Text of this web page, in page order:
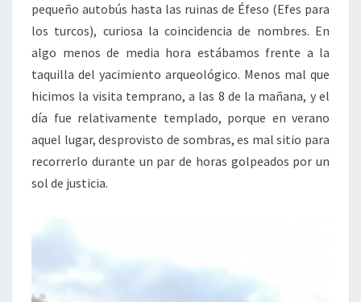
pequeño autobús hasta las ruinas de Éfeso (Efes para
los turcos), curiosa la coincidencia de nombres. En
algo menos de media hora estábamos frente a la
taquilla del yacimiento arqueológico. Menos mal que
hicimos la visita temprano, a las 8 de la mañana, y el
día fue relativamente templado, porque en verano
aquel lugar, desprovisto de sombras, es mal sitio para
recorrerlo durante un par de horas golpeados por un
sol de justicia.